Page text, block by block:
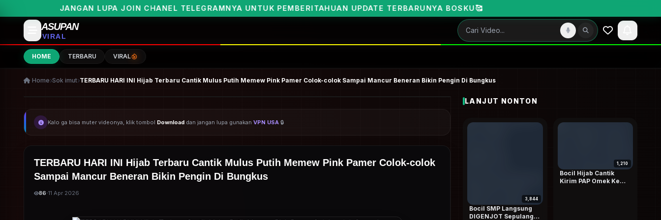
LUPA JOIN CHANEL TELEGRAMNYA UNTUK PEMBERITAHUAN UPDATE TERBARUNYA BOSKU🥰
ASUPAN
VIRAL
HOME TERBARU VIRAL
Home Sok imut TERBARU HARI INI Hijab Terbaru Cantik Mulus Putih Memew Pink Pamer Colok-colok Sampai Mancur Beneran Bikin Pengin Di Bungkus
Kalo ga bisa muter videonya, klik tombol Download dan jangan lupa gunakan VPN USA 🔒
TERBARU HARI INI Hijab Terbaru Cantik Mulus Putih Memew Pink Pamer Colok-colok
Sampai Mancur Beneran Bikin Pengin Di Bungkus
86·11 Apr 2026
LANJUT NONTON
3,844
Bocil SMP Langsung
DIGENJOT Sepulang
1,210
Bocil Hijab Cantik
Kirim PAP Omek Ke